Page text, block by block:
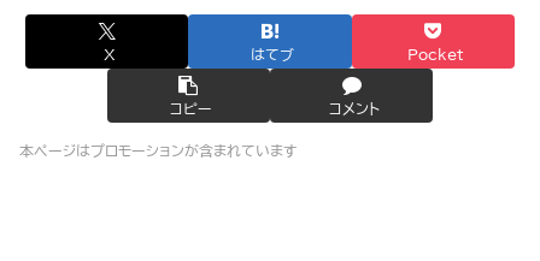
X はてブ Pocket
コピー コメント
本ページはプロモーションが含まれています